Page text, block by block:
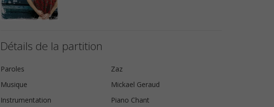
Détails de la partition
Paroles
Zaz
Musique
Mickael Geraud
Instrumentation
Piano Chant